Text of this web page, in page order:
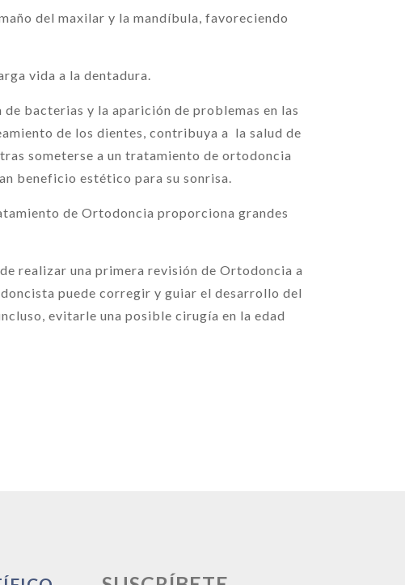
del maxilar y la mandíbula, favoreciendo
vida a la dentadura.
bacterias y la aparición de problemas en las
de los dientes, contribuya a la salud de
someterse a un tratamiento de ortodoncia
beneficio estético para su sonrisa.
de Ortodoncia proporciona grandes
realizar una primera revisión de Ortodoncia a
puede corregir y guiar el desarrollo del
evitarle una posible cirugía en la edad